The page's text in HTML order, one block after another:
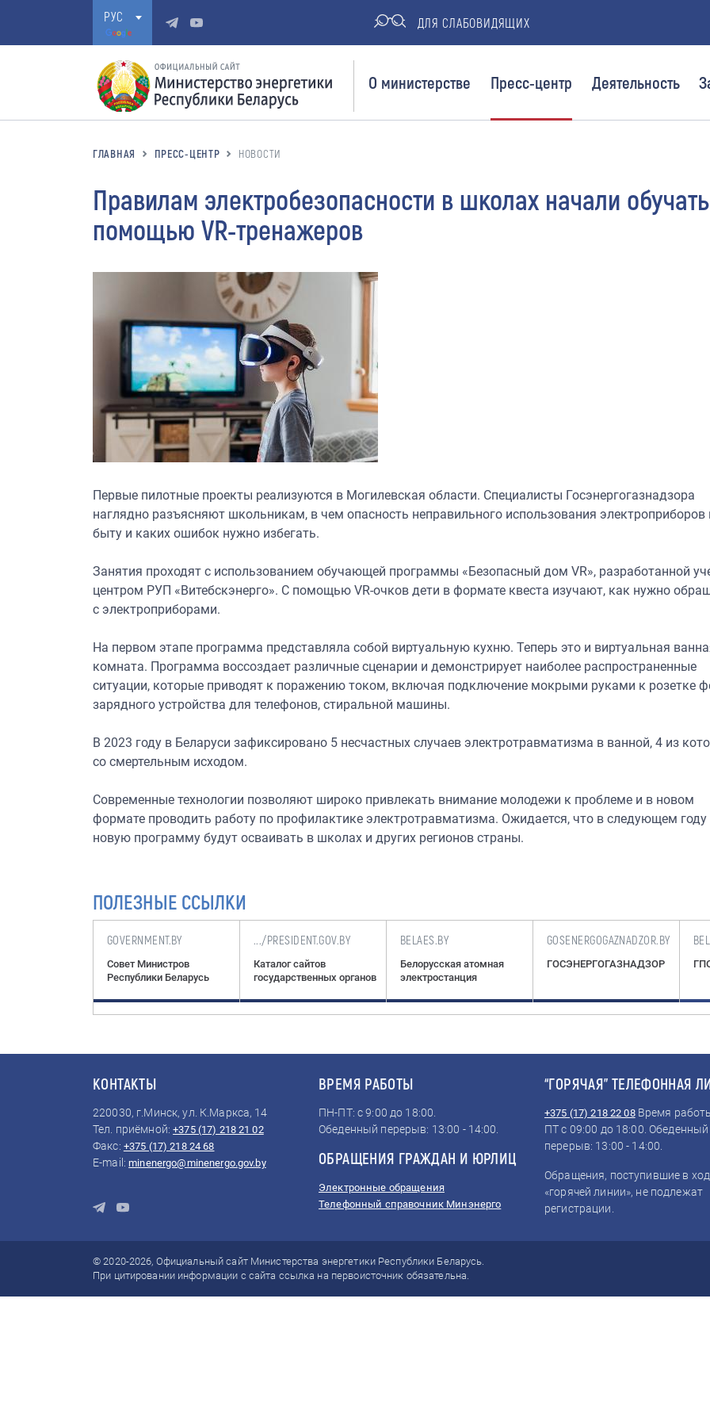
РУС ДЛЯ СЛАБОВИДЯЩИХ
О министерстве Пресс-центр Деятельность
ГЛАВНАЯ ПРЕСС-ЦЕНТР НОВОСТИ
Правилам электробезопасности в школах начали
помощью VR-тренажеров
Первые пилотные проекты реализуются в Могилевская области. Cпециалисты Госэнергогазнадзора
наглядно разъясняют школьникам, в чем опасность неправильного использования электроприборов
быту и каких ошибок нужно избегать.
Занятия проходят с использованием обучающей программы «Безопасный дом VR», разработанной
центром РУП «Витебскэнерго». С помощью VR-очков дети в формате квеста изучают, как нужно
с электроприборами.
На первом этапе программа представляла собой виртуальную кухню. Теперь это и виртуальная
комната. Программа воссоздает различные сценарии и демонстрирует наиболее распространенные
ситуации, которые приводят к поражению током, включая подключение мокрыми руками к розетке
зарядного устройства для телефонов, стиральной машины.
В 2023 году в Беларуси зафиксировано 5 несчастных случаев электротравматизма в ванной, 4 из
со смертельным исходом.
Современные технологии позволяют широко привлекать внимание молодежи к проблеме и в новом
формате проводить работу по профилактике электротравматизма. Ожидается, что в следующем году
новую программу будут осваивать в школах и других регионов страны.
ПОЛЕЗНЫЕ ССЫЛКИ
GOVERNMENT.BY
Совет Министров
Республики Беларусь
.../PRESIDENT.GOV.BY
Каталог сайтов
государственных органов
BELAES.BY
Белорусская атомная
электростанция
GOSENERGOGAZNADZOR.BY
ГОСЭНЕРГОГАЗНАДЗОР
КОНТАКТЫ
220030, г.Минск, ул. К.Маркса, 14
Тел. приёмной:+375 (17) 218 21 02
Факс: +375 (17) 218 24 68
E-mail:minenergo@minenergo.gov.by
ВРЕМЯ РАБОТЫ
ПН-ПТ: с 9:00 до 18:00.
Обеденный перерыв: 13:00 - 14:00.
ОБРАЩЕНИЯ ГРАЖДАН И ЮРЛИЦ
Электронные обращения
Телефонный справочник Минэнерго
“ГОРЯЧАЯ” ТЕЛЕФОННАЯ
+375 (17) 218 22 08Время
ПТ с 09:00 до 18:00. Обеденный
перерыв: 13:00 - 14:00.
Обращения, поступившие в
«горячей линии», не подлежат
регистрации.
© 2020-2026, Официальный сайт Министерства энергетики Республики Беларусь.
При цитировании информации с сайта ссылка на первоисточник обязательна.